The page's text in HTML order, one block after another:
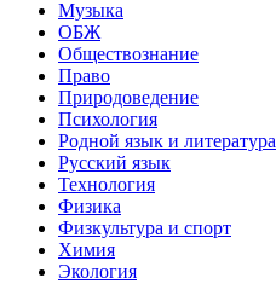
Музыка
ОБЖ
Обществознание
Право
Природоведение
Психология
Родной язык и литература
Русский язык
Технология
Физика
Физкультура и спорт
Химия
Экология